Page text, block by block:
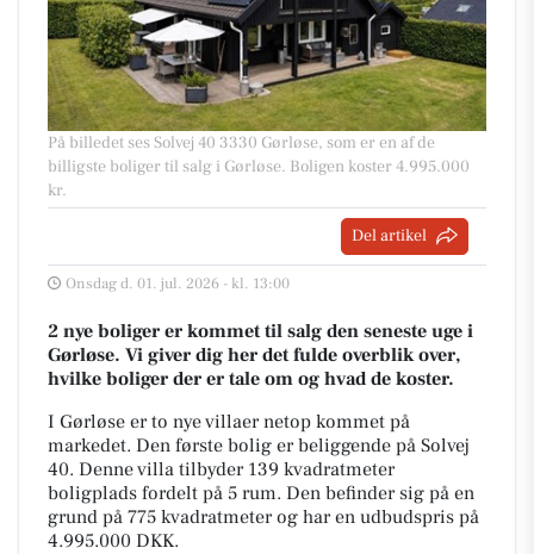
På billedet ses Solvej 40 3330 Gørløse, som er en af de
billigste boliger til salg i Gørløse. Boligen koster 4.995.000
kr.
Del artikel
Onsdag d. 01. jul. 2026 - kl. 13:00
2 nye boliger er kommet til salg den seneste uge i
Gørløse. Vi giver dig her det fulde overblik over,
hvilke boliger der er tale om og hvad de koster.
I Gørløse er to nye villaer netop kommet på
markedet. Den første bolig er beliggende på Solvej
40. Denne villa tilbyder 139 kvadratmeter
boligplads fordelt på 5 rum. Den befinder sig på en
grund på 775 kvadratmeter og har en udbudspris på
4.995.000 DKK.